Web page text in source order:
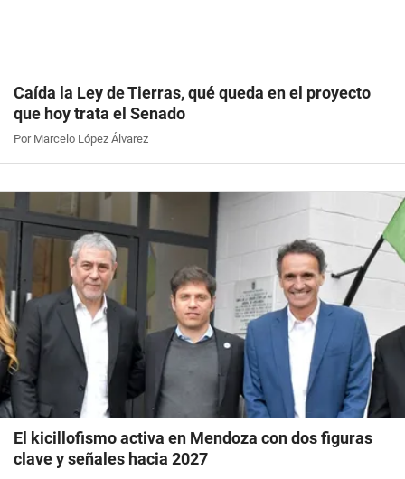
Caída la Ley de Tierras, qué queda en el proyecto
que hoy trata el Senado
Por Marcelo López Álvarez
El kicillofismo activa en Mendoza con dos figuras
clave y señales hacia 2027